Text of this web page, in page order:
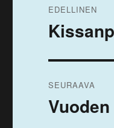
selaus
EDELLINEN
Edellinen
SEURAAVA
Seuraava